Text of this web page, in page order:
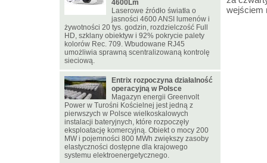
wejściem
4600Lm
Laserowe źródło światła o
jasności 4600 ANSI lumenów i
żywotności 20 tys. godzin, rozdzielczość Full
HD, szklany obiektyw i 92% pokrycie palety
kolorów Rec. 709. Wbudowane RJ45
umożliwia sprawną scentralizowaną kontrolę
sieciową.
Entrix rozpoczyna działalność
operacyjną w Polsce
Magazyn energii Greenvolt
Power w Turośni Kościelnej jest jedną z
pierwszych w Polsce wielkoskalowych
instalacji bateryjnych, które rozpoczęły
eksploatację komercyjną. Obiekt o mocy 200
MW i pojemności 800 MWh zwiększy zasoby
elastyczności dostępne dla krajowego
systemu elektroenergetycznego.